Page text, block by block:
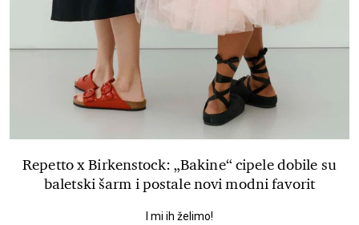
Repetto x Birkenstock: „Bakine“ cipele dobile su
baletski šarm i postale novi modni favorit
I mi ih želimo!